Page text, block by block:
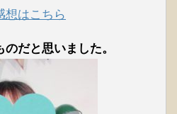
想はこちら
だと思いました。